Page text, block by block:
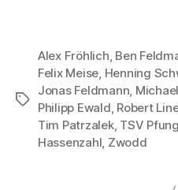
Schlagwörter
Alex Fröhlich, Ben
Felix Meise, Henning
Jonas Feldmann,
Philipp Ewald, Robert
Tim Patrzalek, TSV
Hassenzahl, Zwodd